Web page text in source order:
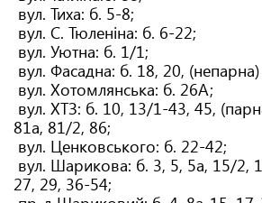
вул. Тиха: б. 5-8;
вул. С. Тюленіна: б. 6-22;
вул. Уютна: б. 1/1;
вул. Фасадна: б. 18, 20,
вул. Хотомлянська: б. 26А;
вул. ХТЗ: б. 10, 13/1-43, 45,
81а, 81/2, 86;
вул. Ценковського: б. 22-42;
вул. Шарикова: б. 3, 5, 5а, 15/2,
27, 29, 36-54;